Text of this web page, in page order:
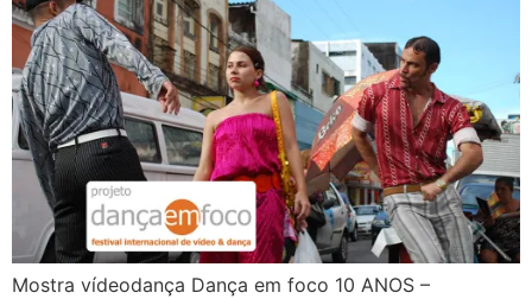
Mostra vídeodança Dança em foco 10 ANOS –